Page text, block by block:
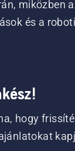
miközben
és a
hogy